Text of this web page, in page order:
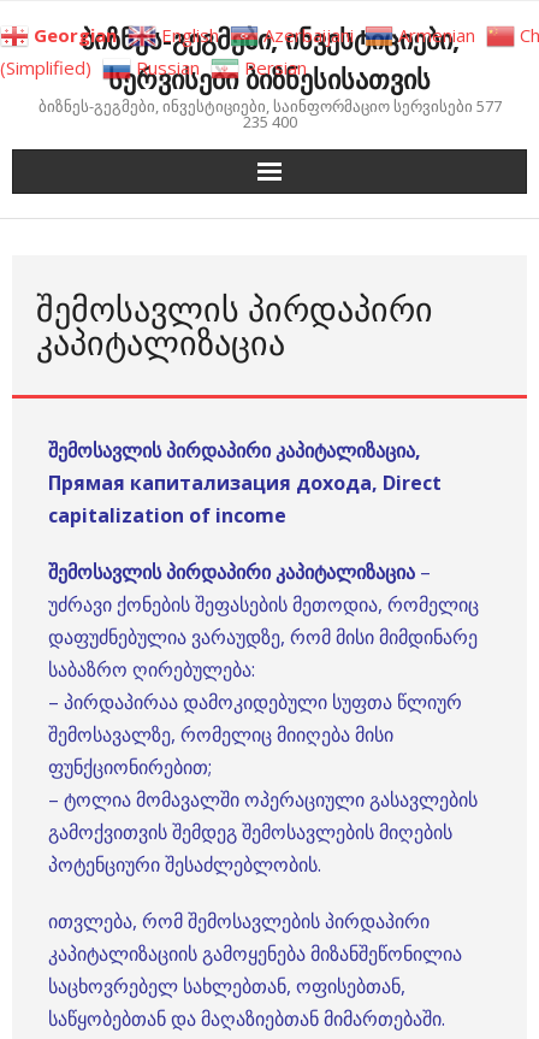
to
content
ბიზნეს-გეგმები, ინვესტიციები,
სერვისები ბიზნესისათვის
ბიზნეს-გეგმები, ინვესტიციები, საინფორმაციო სერვისები 577
235 400
ᲨᲔᲛᲝᲡᲐᲕᲚᲘᲡ ᲞᲘᲠᲓᲐᲞᲘᲠᲘ
ᲙᲐᲞᲘᲢᲐᲚᲘᲖᲐᲪᲘᲐ
შემოსავლის პირდაპირი კაპიტალიზაცია,
Прямая капитализация дохода, Direct
capitalization of income
შემოსავლის პირდაპირი კაპიტალიზაცია –
უძრავი ქონების შეფასების მეთოდია, რომელიც
დაფუძნებულია ვარაუდზე, რომ მისი მიმდინარე
საბაზრო ღირებულება:
– პირდაპირაა დამოკიდებული სუფთა წლიურ
შემოსავალზე, რომელიც მიიღება მისი
ფუნქციონირებით;
– ტოლია მომავალში ოპერაციული გასავლების
გამოქვითვის შემდეგ შემოსავლების მიღების
პოტენციური შესაძლებლობის.
ითვლება, რომ შემოსავლების პირდაპირი
კაპიტალიზაციის გამოყენება მიზანშეწონილია
საცხოვრებელ სახლებთან, ოფისებთან,
საწყობებთან და მაღაზიებთან მიმართებაში.
Georgian English Azerbaijani Armenian
(Simplified)
Russian Persian